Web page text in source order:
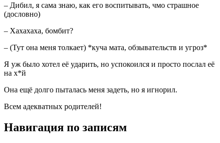
– Дибил, я сама знаю, как его воспитывать, чмо страшное
(дословно)
– Хахахаха, бомбит?
– (Тут она меня толкает) *куча мата, обзывательств и угроз*
Я уж было хотел её ударить, но успокоился и просто послал её
на х*й
Она ещё долго пыталась меня задеть, но я игнорил.
Всем адекватных родителей!
Навигация по записям